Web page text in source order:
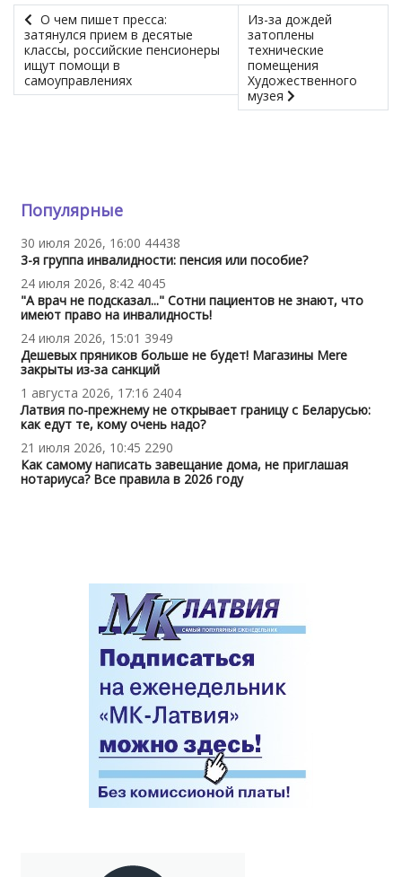
О чем пишет пресса:
затянулся прием в десятые
классы, российские пенсионеры
ищут помощи в
самоуправлениях
Из-за дождей
затоплены
технические
помещения
Художественного
музея
Популярные
30 июля 2026, 16:00 44438
3-я группа инвалидности: пенсия или пособие?
24 июля 2026, 8:42 4045
"А врач не подсказал..." Сотни пациентов не знают, что
имеют право на инвалидность!
24 июля 2026, 15:01 3949
Дешевых пряников больше не будет! Магазины Mere
закрыты из-за санкций
1 августа 2026, 17:16 2404
Латвия по-прежнему не открывает границу с Беларусью:
как едут те, кому очень надо?
21 июля 2026, 10:45 2290
Как самому написать завещание дома, не приглашая
нотариуса? Все правила в 2026 году